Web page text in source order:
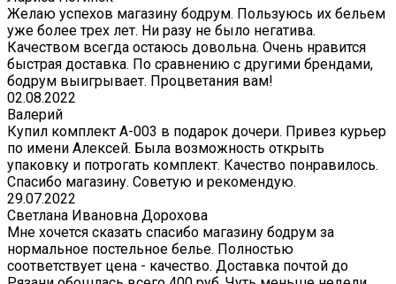
Желаю успехов магазину бодрум. Пользуюсь их бельем
уже более трех лет. Ни разу не было негатива.
Качеством всегда остаюсь довольна. Очень нравится
быстрая доставка. По сравнению с другими брендами,
бодрум выигрывает. Процветания вам!
02.08.2022
Валерий
Купил комплект A-003 в подарок дочери. Привез курьер
по имени Алексей. Была возможность открыть
упаковку и потрогать комплект. Качество понравилось.
Спасибо магазину. Советую и рекомендую.
29.07.2022
Светлана Ивановна Дорохова
Мне хочется сказать спасибо магазину бодрум за
нормальное постельное белье. Полностью
соответствует цена - качество. Доставка почтой до